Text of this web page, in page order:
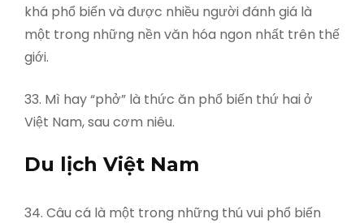
khá phổ biến và được nhiều người đánh giá là
một trong những nền văn hóa ngon nhất trên thế
giới.
33. Mì hay “phở” là thức ăn phổ biến thứ hai ở
Việt Nam, sau cơm niêu.
Du lịch Việt Nam
34. Câu cá là một trong những thú vui phổ biến